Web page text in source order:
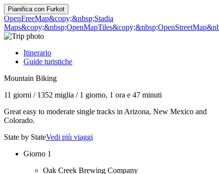
Pianifica con Furkot
OpenFreeMap&copy;&nbsp;Stadia
Maps&copy;&nbsp;OpenMapTiles
Itinerario
Guide turistiche
Mountain Biking
11 giorni / 1352 miglia / 1 giorno, 1 ora e 47 minuti
Great easy to moderate single tracks in Arizona, New Mexico and
Colorado.
State by StateVedi più viaggi
Giorno 1
Oak Creek Brewing Company